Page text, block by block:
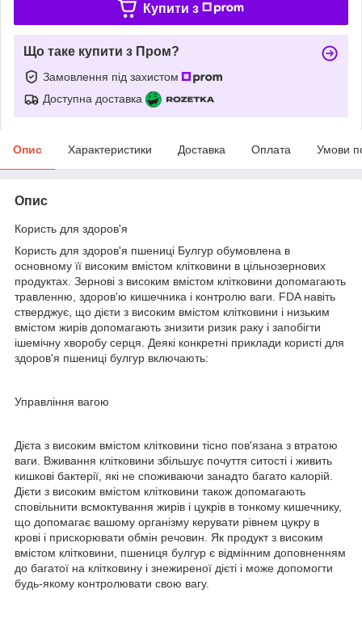
Купити з
Що таке купити з Пром?
Замовлення під захистом
Доступна доставка
Опис Характеристики Доставка Оплата Умови
Опис
Користь для здоров'я
Користь для здоров'я пшениці Булгур обумовлена в
основному її високим вмістом клітковини в цільнозернових
продуктах. Зернові з високим вмістом клітковини допомагають
травленню, здоров'ю кишечника і контролю ваги. FDA навіть
стверджує, що дієти з високим вмістом клітковини і низьким
вмістом жирів допомагають знизити ризик раку і запобігти
ішемічну хворобу серця. Деякі конкретні приклади користі для
здоров'я пшениці булгур включають:
Управління вагою
Дієта з високим вмістом клітковини тісно пов'язана з втратою
ваги. Вживання клітковини збільшує почуття ситості і живить
кишкові бактерії, які не споживаючи занадто багато калорій.
Дієти з високим вмістом клітковини також допомагають
сповільнити всмоктування жирів і цукрів в тонкому кишечнику,
що допомагає вашому організму керувати рівнем цукру в
крові і прискорювати обмін речовин. Як продукт з високим
вмістом клітковини, пшениця булгур є відмінним доповненням
до багатої на клітковину і знежиреної дієті і може допомогти
будь-якому контролювати свою вагу.